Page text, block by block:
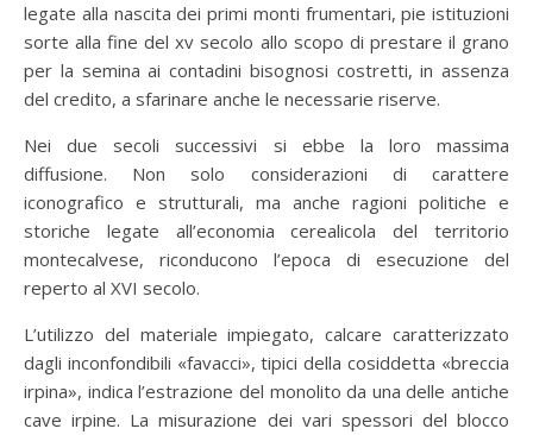
legate alla nascita dei primi monti frumentari, pie istituzioni
sorte alla fine del xv secolo allo scopo di prestare il grano
per la semina ai contadini bisognosi costretti, in assenza
del credito, a sfarinare anche le necessarie riserve.
Nei due secoli successivi si ebbe la loro massima
diffusione. Non solo considerazioni di carattere
iconografico e strutturali, ma anche ragioni politiche e
storiche legate all’economia cerealicola del territorio
montecalvese, riconducono l’epoca di esecuzione del
reperto al XVI secolo.
L’utilizzo del materiale impiegato, calcare caratterizzato
dagli inconfondibili «favacci», tipici della cosiddetta «breccia
irpina», indica l’estrazione del monolito da una delle antiche
cave irpine. La misurazione dei vari spessori del blocco